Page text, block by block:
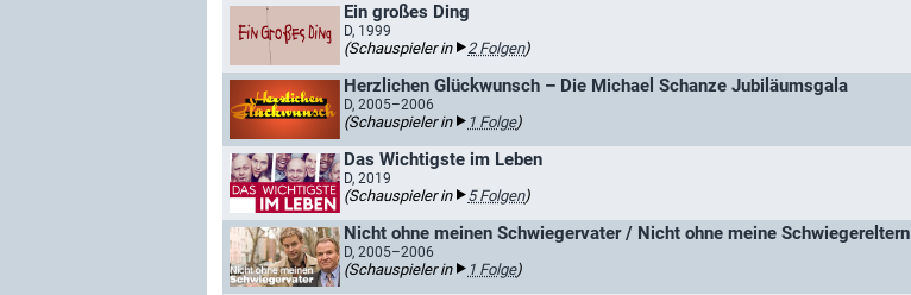
Ein großes Ding
D, 1999
(Schauspieler in 2 Folgen)
Herzlichen Glückwunsch – Die Michael Schanze Jubiläumsgala
D, 2005–2006
(Schauspieler in 1 Folge)
Das Wichtigste im Leben
D, 2019
(Schauspieler in 5 Folgen)
Nicht ohne meinen Schwiegervater / Nicht ohne meine Schwiegereltern
D, 2005–2006
(Schauspieler in 1 Folge)